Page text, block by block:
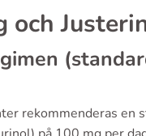
och
rekommenderas en